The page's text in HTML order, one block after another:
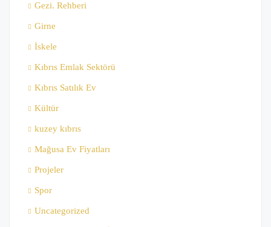
Gezi. Rehberi
Girne
İskele
Kıbrıs Emlak Sektörü
Kıbrıs Satılık Ev
Kültür
kuzey kıbrıs
Mağusa Ev Fiyatları
Projeler
Spor
Uncategorized